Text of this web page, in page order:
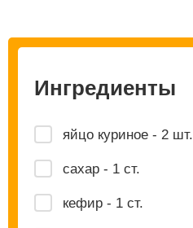
Ингредиенты
яйцо куриное - 2 шт.
сахар - 1 ст.
кефир - 1 ст.